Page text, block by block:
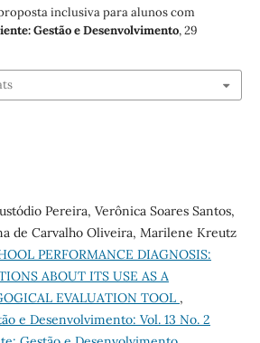
inclusiva para alunos com
Gestão e Desenvolvimento, 29
Pereira, Verônica Soares Santos,
de Carvalho Oliveira, Marilene Kreutz
PERFORMANCE DIAGNOSIS:
ABOUT ITS USE AS A
EVALUATION TOOL ,
e Desenvolvimento: Vol. 13 No. 2